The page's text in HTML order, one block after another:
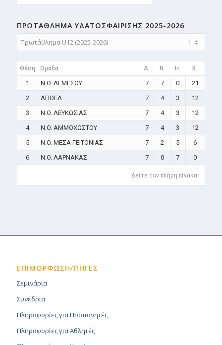
ΠΡΩΤΑΘΛΗMA ΥΔΑΤΟΣΦΑΙΡΙΣΗΣ 2025-2026
Θέση Ομάδα A. N. H. B.
1 N.O. ΛΕΜΕΣΟΥ 7 7 0
21
2
ΑΠΟΕΛ 7 4 3
12
3
N.O. ΛΕΥΚΩΣΙΑΣ 7 4 3
12
4
N.O. ΑΜΜΟΧΩΣΤΟΥ 7 4 3
12
5
N.O. ΜΕΣΑ ΓΕΙΤΟΝΙΑΣ 7 2 5
6
6
N.O. ΛΑΡΝΑΚΑΣ 7 0 7 0
Δείτε τον πλήρη πίνακα
ΕΠΙΜΟΡΦΩΣΗ/ΠΗΓΕΣ
Σεμινάρια
Συνέδρια
Πληροφορίες για Προπονητές
Πληροφορίες για Αθλητές